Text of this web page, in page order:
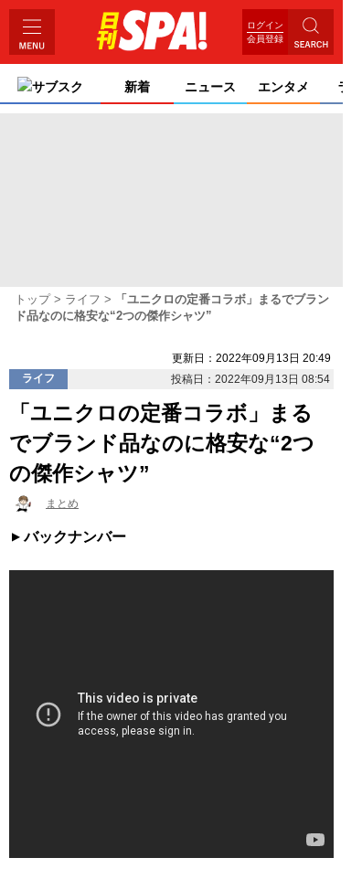
ログイン
会員登録
サブスク 新着 ニュース エンタメ ライ
トップ ライフ
「ユニクロの定番コラボ」まるでブラン
ド品なのに格安な“2つの傑作シャツ”
更新日：2022年09月13日 20:49
ライフ
投稿日：2022年09月13日 08:54
「ユニクロの定番コラボ」まる
でブランド品なのに格安な“2つ
の傑作シャツ”
まとめ
バックナンバー